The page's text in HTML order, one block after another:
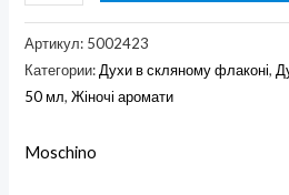
Артикул: 5002423
Категории:Духи в скляному флаконі,
50 мл,Жіночі аромати
Moschino